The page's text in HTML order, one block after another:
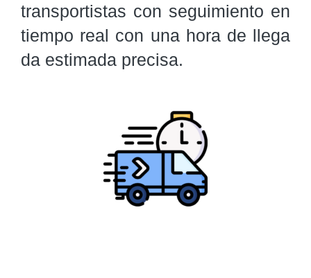
transportistas con seguimiento en
tiempo real con una hora de llega
da estimada precisa.